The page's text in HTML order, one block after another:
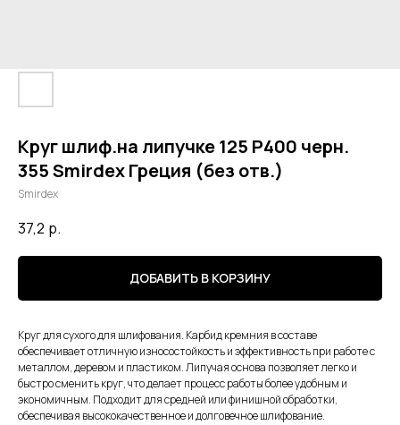
Круг шлиф.на липучке 125 Р400 черн.
355 Smirdex Греция (без отв.)
Smirdex
37,2 р.
ДОБАВИТЬ В КОРЗИНУ
Круг для сухого для шлифования. Карбид кремния в составе
обеспечивает отличную износостойкость и эффективность при работе с
металлом, деревом и пластиком. Липучая основа позволяет легко и
быстро сменить круг, что делает процесс работы более удобным и
экономичным. Подходит для средней или финишной обработки,
обеспечивая высококачественное и долговечное шлифование.